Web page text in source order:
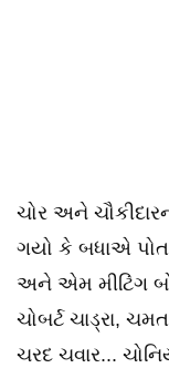
ચોર અને
ગયો કે બધાએ
અને એમ મીટિંગ
ચોબર્ટ ચાડ્રા,
ચરદ ચવાર...